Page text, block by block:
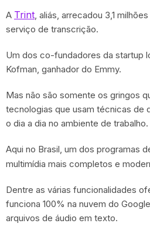
A Trint, aliás, arrecadou 3,1
serviço de transcrição.
Um dos co-fundadores da startup
Kofman, ganhador do Emmy.
Mas não são somente os gringos
tecnologias que usam técnicas de
o dia a dia no ambiente de trabalho.
Aqui no Brasil, um dos programas
multimídia mais completos e
Dentre as várias funcionalidades
funciona 100% na nuvem do
arquivos de áudio em texto.